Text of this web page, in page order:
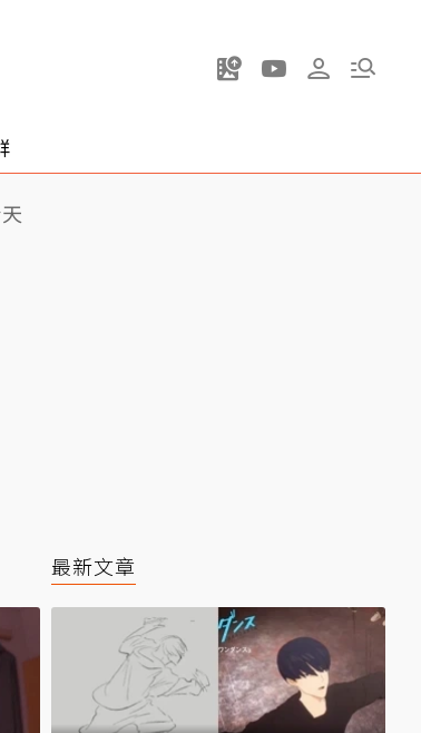
最新文章